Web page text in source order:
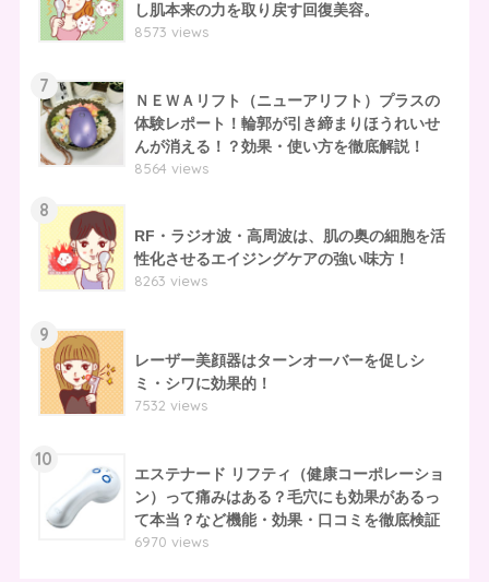
し肌本来の力を取り戻す回復美容。
8573 views
7
ＮＥＷＡリフト（ニューアリフト）プラスの
体験レポート！輪郭が引き締まりほうれいせ
んが消える！？効果・使い方を徹底解説！
8564 views
8
RF・ラジオ波・高周波は、肌の奥の細胞を活
性化させるエイジングケアの強い味方！
8263 views
9
レーザー美顔器はターンオーバーを促しシ
ミ・シワに効果的！
7532 views
10
エステナード リフティ（健康コーポレーショ
ン）って痛みはある？毛穴にも効果があるっ
て本当？など機能・効果・口コミを徹底検証
6970 views